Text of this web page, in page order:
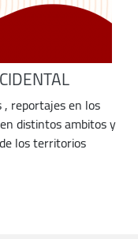
reportajes en los
distintos ambitos y
los territorios